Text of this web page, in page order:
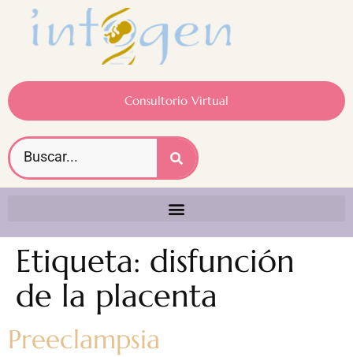
Consultorio Virtual
Etiqueta: disfunción
de la placenta
Preeclampsia